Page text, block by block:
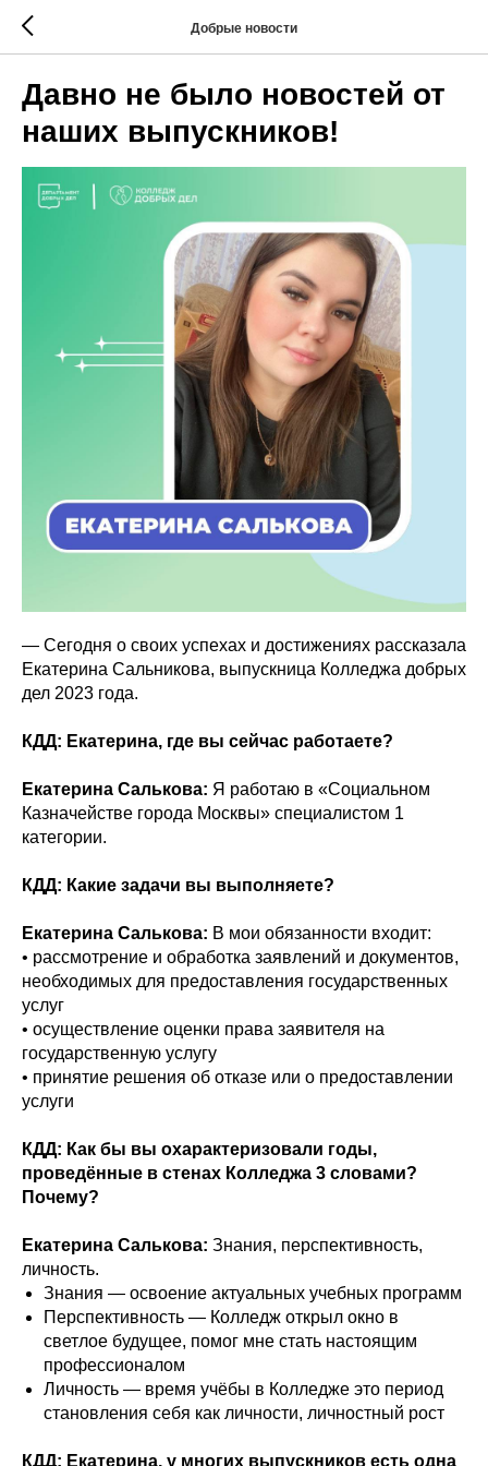
Добрые новости
Давно не было новостей от
наших выпускников!
— Сегодня о своих успехах и достижениях рассказала
Екатерина Сальникова, выпускница Колледжа добрых
дел 2023 года.
КДД: Екатерина, где вы сейчас работаете?
Екатерина Салькова: Я работаю в «Социальном
Казначействе города Москвы» специалистом 1
категории.
КДД: Какие задачи вы выполняете?
Екатерина Салькова: В мои обязанности входит:
• рассмотрение и обработка заявлений и документов,
необходимых для предоставления государственных
услуг
• осуществление оценки права заявителя на
государственную услугу
• принятие решения об отказе или о предоставлении
услуги
КДД: Как бы вы охарактеризовали годы,
проведённые в стенах Колледжа 3 словами?
Почему?
Екатерина Салькова: Знания, перспективность,
личность.
Знания — освоение актуальных учебных программ
Перспективность — Колледж открыл окно в
светлое будущее, помог мне стать настоящим
профессионалом
Личность — время учёбы в Колледже это период
становления себя как личности, личностный рост
КДД: Екатерина, у многих выпускников есть одна